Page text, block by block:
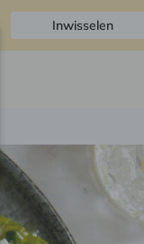
Inwisselen